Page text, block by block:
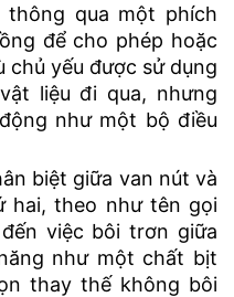
qua một phích
để cho phép hoặc
chủ yếu được sử dụng
liệu đi qua, nhưng
như một bộ điều
biệt giữa van nút và
hai, theo như tên gọi
việc bôi trơn giữa
như một chất bịt
thay thế không bôi